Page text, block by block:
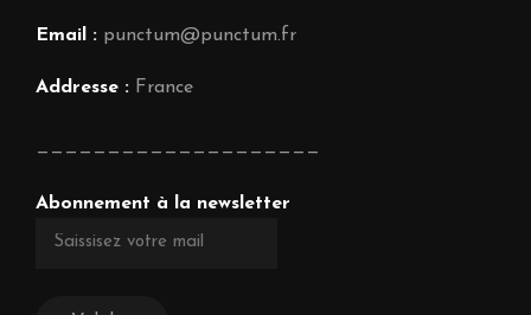
Email : punctum@punctum.fr
Addresse : France
————————————————————
Abonnement à la newsletter